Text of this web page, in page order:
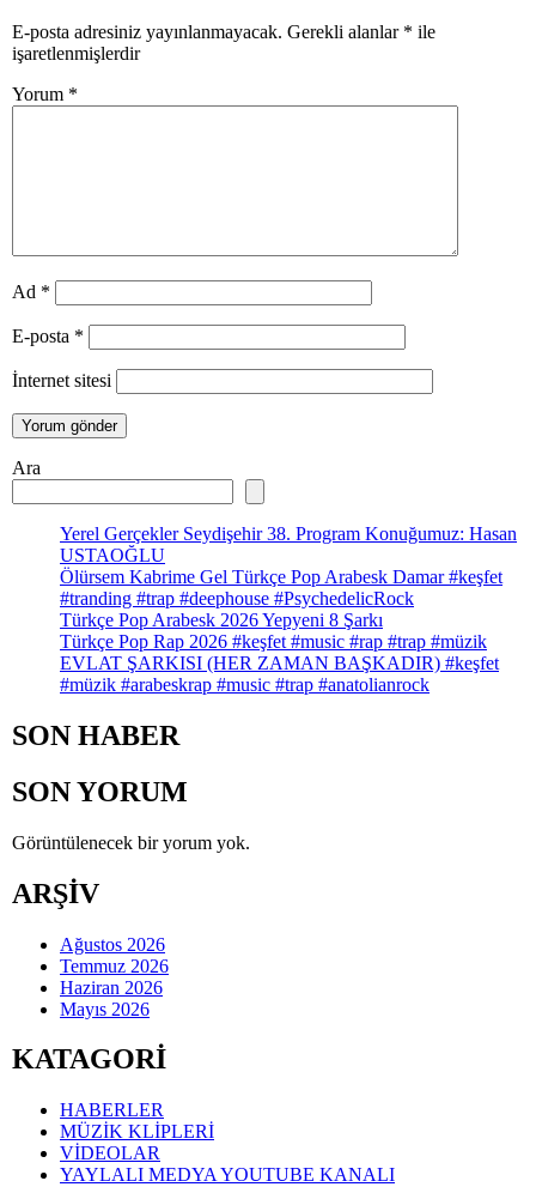
E-posta adresiniz yayınlanmayacak. Gerekli alanlar * ile
işaretlenmişlerdir
Yorum *
Ad *
E-posta *
İnternet sitesi
Ara
Yerel Gerçekler Seydişehir 38. Program Konuğumuz: Hasan
USTAOĞLU
Ölürsem Kabrime Gel Türkçe Pop Arabesk Damar #keşfet
#tranding #trap #deephouse #PsychedelicRock
Türkçe Pop Arabesk 2026 Yepyeni 8 Şarkı
Türkçe Pop Rap 2026 #keşfet #music #rap #trap #müzik
EVLAT ŞARKISI (HER ZAMAN BAŞKADIR) #keşfet
#müzik #arabeskrap #music #trap #anatolianrock
SON HABER
SON YORUM
Görüntülenecek bir yorum yok.
ARŞİV
Ağustos 2026
Temmuz 2026
Haziran 2026
Mayıs 2026
KATAGORİ
HABERLER
MÜZİK KLİPLERİ
VİDEOLAR
YAYLALI MEDYA YOUTUBE KANALI